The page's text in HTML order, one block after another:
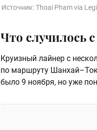
Источник:Thoai Pham via
Что случилось
Круизный лайнер с
по маршруту
было 9 ноября, но уже